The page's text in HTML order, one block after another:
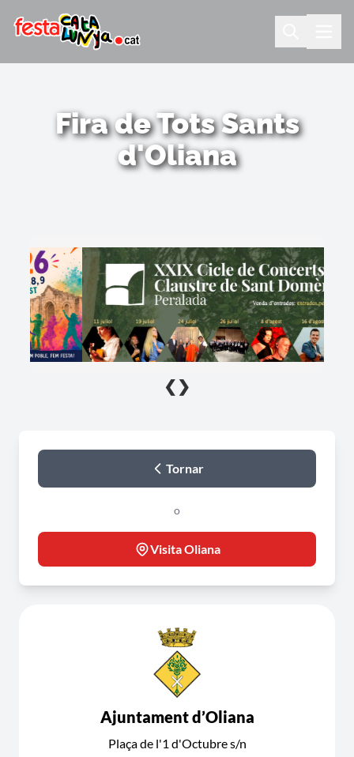
Fira de Tots Sants
d'Oliana
❮ ❯
Tornar
o
Visita Oliana
Ajuntament d’Oliana
Plaça de l'1 d'Octubre s/n